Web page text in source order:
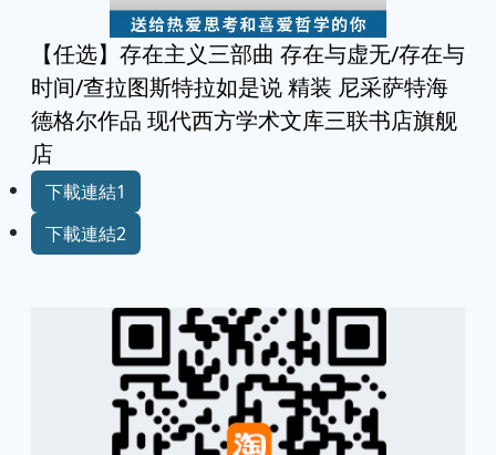
【任选】存在主义三部曲 存在与虚无/存在与
时间/查拉图斯特拉如是说 精装 尼采萨特海
德格尔作品 现代西方学术文库三联书店旗舰
店
下載連結1
下載連結2